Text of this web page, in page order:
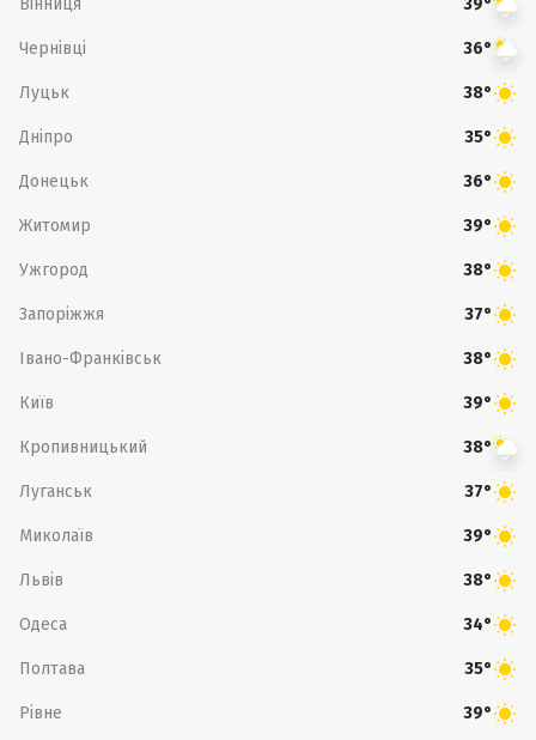
39°
Чернівці 36°
Луцьк 38°
Дніпро 35°
Донецьк 36°
Житомир 39°
Ужгород 38°
Запоріжжя 37°
Івано-Франківськ 38°
Київ 39°
Кропивницький 38°
Луганськ 37°
Миколаїв 39°
Львів 38°
Одеса 34°
Полтава 35°
Рівне 39°